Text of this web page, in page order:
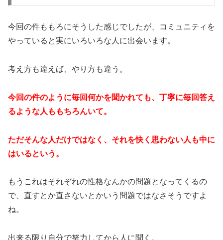
今回の件ももろにそうした感じでしたが、コミュニティを
やっていると実にいろいろな人に出会います。
考え方も違えば、やり方も違う。
今回の件のように毎回何かを聞かれても、丁寧に毎回答え
るような人ももちろんいて。
ただそんな人だけではなく、それを快く思わない人も中に
はいるという。
もうこれはそれぞれの性格なんかの問題となってくるの
で、直すとか直さないとかいう問題ではなさそうですよ
ね。
出来る限り自分で努力してから人に聞く。